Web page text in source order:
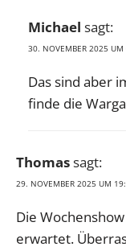
Michael sagt:
30. NOVEMBER 2025 UM
Das sind aber
finde die
Thomassagt:
29. NOVEMBER 2025 UM
Die
erwartet.